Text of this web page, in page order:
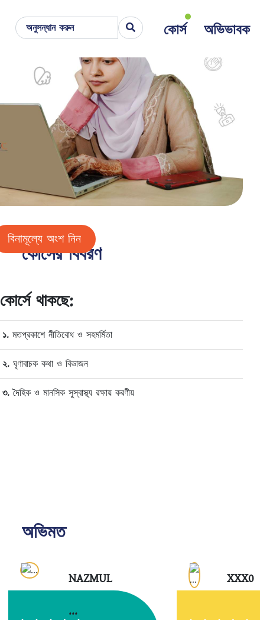
কোর্স অভিভাবক
বিনামূল্যে অংশ নিন
কোর্সের বিবরণ
কোর্সে থাকছে:
১. মতপ্রকাশে নীতিবোধ ও সহমর্মিতা
২. ঘৃণাবাচক কথা ও বিভাজন
৩.দৈহিক ও মানসিক সুস্বাস্থ্য রক্ষায় করণীয়
অভিমত
NAZMUL
...
XXX0